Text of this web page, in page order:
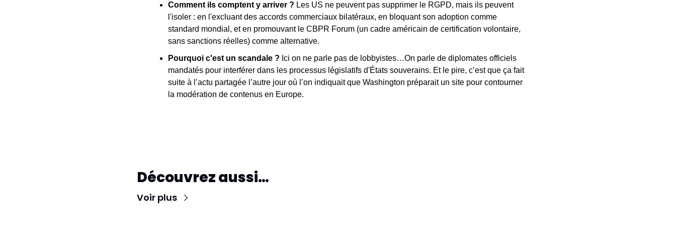
Comment ils comptent y arriver ? Les US ne peuvent pas supprimer le RGPD, mais ils peuvent
l'isoler : en l'excluant des accords commerciaux bilatéraux, en bloquant son adoption comme
standard mondial, et en promouvant le CBPR Forum (un cadre américain de certification volontaire,
sans sanctions réelles) comme alternative.
Pourquoi c'est un scandale ? Ici on ne parle pas de lobbyistes…On parle de diplomates officiels
mandatés pour interférer dans les processus législatifs d'États souverains. Et le pire, c’est que ça fait
suite à l’actu partagée l’autre jour où l’on indiquait que Washington préparait un site pour contourner
la modération de contenus en Europe.
Découvrez aussi…
Voir plus